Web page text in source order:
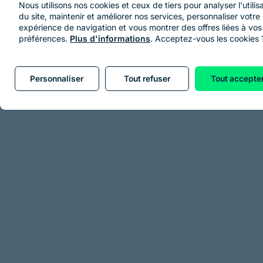
Nous utilisons nos cookies et ceux de tiers pour analyser
du site, maintenir et améliorer nos services, personnaliser votre
expérience de navigation et vous montrer des offres liées à vos
préférences. Plus d'informations. Acceptez-vous les cookies
Personnaliser Tout refuser Tout